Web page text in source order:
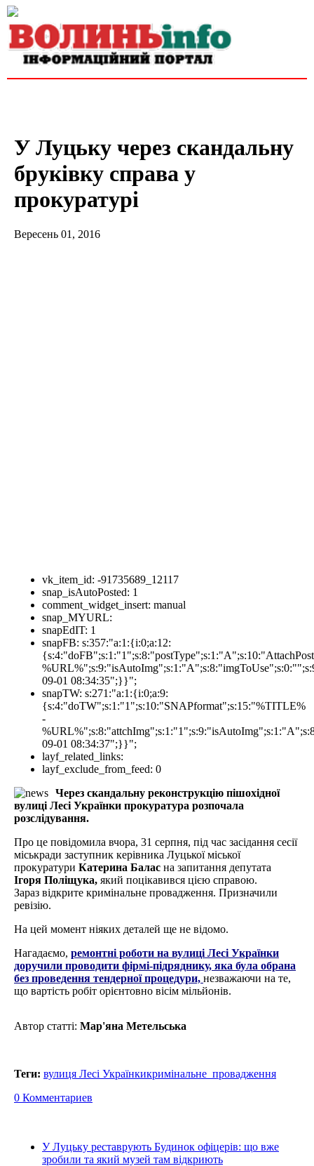
У Луцьку через скандальну
бруківку справа у
прокуратурі
Вересень 01, 2016
vk_item_id: -91735689_12117
snap_isAutoPosted: 1
comment_widget_insert: manual
snap_MYURL:
snapEdIT: 1
snapFB: s:357:"a:1:{i:0;a:12:
09-01 08:34:35";}}";
snapTW: s:271:"a:1:{i:0;a:9:
{s:4:"doTW";s:1:"1";s:10:"SNAPformat";s:15:"%TITLE%
-
09-01 08:34:37";}}";
layf_related_links:
layf_exclude_from_feed: 0
Через скандальну реконструкцію пішохідної
вулиці Лесі Українки прокуратура розпочала
розслідування.
Про це повідомила вчора, 31 серпня, під час засідання сесії
міськради заступник керівника Луцької міської
прокуратури Катерина Балас на запитання депутата
Ігоря Поліщука, який поцікавився цією справою.
Зараз відкрите кримінальне провадження. Призначили
ревізію.
На цей момент ніяких деталей ще не відомо.
Нагадаємо, ремонтні роботи на вулиці Лесі Українки
доручили проводити фірмі-підряднику, яка була обрана
без проведення тендерної процедури, незважаючи на те,
що вартість робіт орієнтовно вісім мільйонів.
Автор статті: Мар'яна Метельська
Теги: вулиця Лесі Українкикримінальне провадження
0 Комментариев
У Луцьку реставрують Будинок офіцерів: що вже
зробили та який музей там відкриють